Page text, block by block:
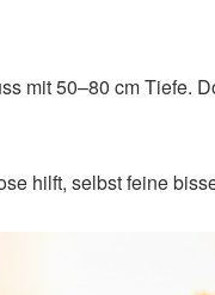
mit 50–80 cm Tiefe.
hilft, selbst feine